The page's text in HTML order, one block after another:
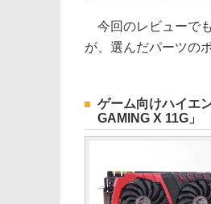
今回のレビューで
が、選んだパーツの
ゲーム向けハイエ
GAMING X 11G」